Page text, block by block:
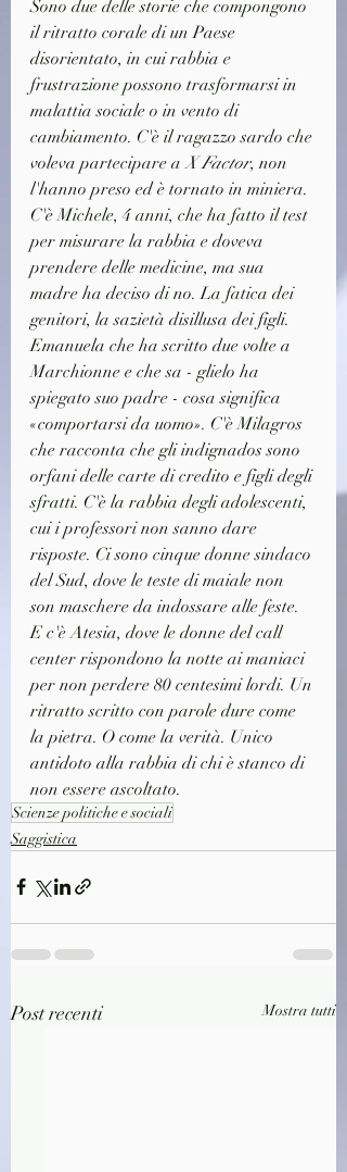
Sono due delle storie che compongono
il ritratto corale di un Paese
disorientato, in cui rabbia e
frustrazione possono trasformarsi in
malattia sociale o in vento di
cambiamento. C'è il ragazzo sardo che
voleva partecipare a X Factor, non
l'hanno preso ed è tornato in miniera.
C'è Michele, 4 anni, che ha fatto il test
per misurare la rabbia e doveva
prendere delle medicine, ma sua
madre ha deciso di no. La fatica dei
genitori, la sazietà disillusa dei figli.
Emanuela che ha scritto due volte a
Marchionne e che sa - glielo ha
spiegato suo padre - cosa significa
«comportarsi da uomo». C'è Milagros
che racconta che gli indignados sono
orfani delle carte di credito e figli degli
sfratti. C'è la rabbia degli adolescenti,
cui i professori non sanno dare
risposte. Ci sono cinque donne sindaco
del Sud, dove le teste di maiale non
son maschere da indossare alle feste.
E c'è Atesia, dove le donne del call
center rispondono la notte ai maniaci
per non perdere 80 centesimi lordi. Un
ritratto scritto con parole dure come
la pietra. O come la verità. Unico
antidoto alla rabbia di chi è stanco di
non essere ascoltato.
Scienze politiche e sociali
Saggistica
Post recenti Mostra tutti